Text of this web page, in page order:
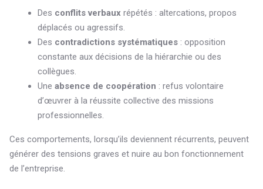
Des conflits verbaux répétés : altercations, propos
déplacés ou agressifs.
Des contradictions systématiques : opposition
constante aux décisions de la hiérarchie ou des
collègues.
Une absence de coopération : refus volontaire
d’œuvrer à la réussite collective des missions
professionnelles.
Ces comportements, lorsqu’ils deviennent récurrents, peuvent
générer des tensions graves et nuire au bon fonctionnement
de l’entreprise.